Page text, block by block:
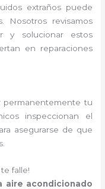
extraños puede
Nosotros revisamos
y solucionar estos
en reparaciones
permanentemente tu
inspeccionan el
asegurarse de que
falle!
aire acondicionado